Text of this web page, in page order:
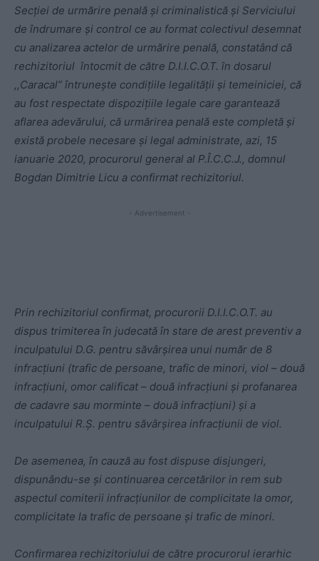
Secției de urmărire penală și criminalistică și Serviciului
de îndrumare și control ce au format colectivul desemnat
cu analizarea actelor de urmărire penală, constatând că
rechizitoriul întocmit de către D.I.I.C.O.T. în dosarul
,,Caracal” întrunește condițiile legalității și temeiniciei, că
au fost respectate dispozițiile legale care garantează
aflarea adevărului, că urmărirea penală este completă și
există probele necesare și legal administrate, azi, 15
ianuarie 2020, procurorul general al P.Î.C.C.J., domnul
Bogdan Dimitrie Licu a confirmat rechizitoriul.
- Advertisement -
Prin rechizitoriul confirmat, procurorii D.I.I.C.O.T. au
dispus trimiterea în judecată în stare de arest preventiv a
inculpatului D.G. pentru săvârșirea unui număr de 8
infracțiuni (trafic de persoane, trafic de minori, viol – două
infracțiuni, omor calificat – două infracțiuni și profanarea
de cadavre sau morminte – două infracțiuni) și a
inculpatului R.Ș. pentru săvârșirea infracțiunii de viol.
De asemenea, în cauză au fost dispuse disjungeri,
dispunându-se și continuarea cercetărilor in rem sub
aspectul comiterii infracțiunilor de complicitate la omor,
complicitate la trafic de persoane și trafic de minori.
Confirmarea rechizitoriului de către procurorul ierarhic